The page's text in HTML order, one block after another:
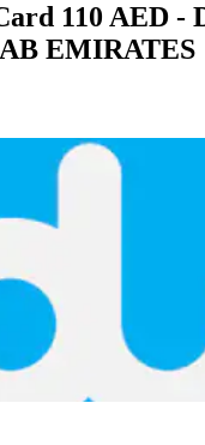
110 AED -
EMIRATES